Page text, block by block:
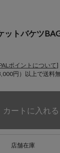
ットバケツ
ポイントについて]
円）以上で送料
店舗在庫